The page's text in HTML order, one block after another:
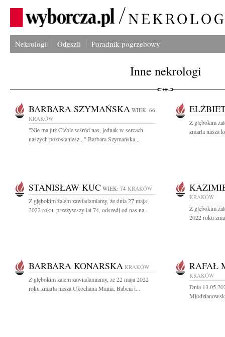
Nekrologi Odeszli Poradnik pogrzebowy
Inne nekrologi
BARBARA SZYMAŃSKA WIEK: 66
KRAKÓW
"Nie ma już Ciebie wśród nas, jednak w sercach
naszych pozostaniesz..." Barbara Szymańska...
Z głębokim
zmarła nasza
STANISŁAW KUC WIEK: 74 KRAKÓW
Z głębokim żalem zawiadamiamy, że dnia 27 maja
2022 roku, przeżywszy lat 74, odszedł od nas na...
KRAKÓW
Z głębokim
2022 roku
BARBARA KONARSKA KRAKÓW
Z głębokim żalem zawiadamiamy, że 22 maja 2022
roku zmarła nasza Ukochana Mama, Babcia i...
RAFAŁ
KRAKÓW
Dnia 13.05